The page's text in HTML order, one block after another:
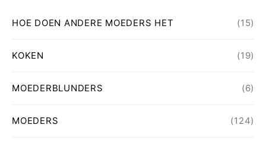
HOE DOEN ANDERE MOEDERS HET (15)
KOKEN (19)
MOEDERBLUNDERS (6)
MOEDERS (124)